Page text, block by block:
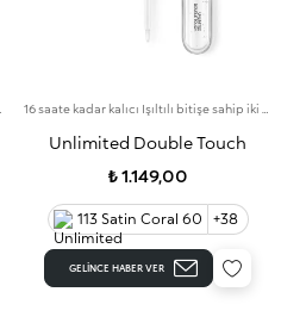
Unlimited Double Touch
₺ 1.149,00
113 Satin Coral 60 +38
GELINCE HABER VER